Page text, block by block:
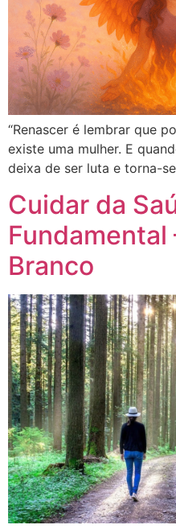
“Renascer é lembrar que
existe uma mulher. E
deixa de ser luta e torna-
Cuidar da
Fundamental
Branco